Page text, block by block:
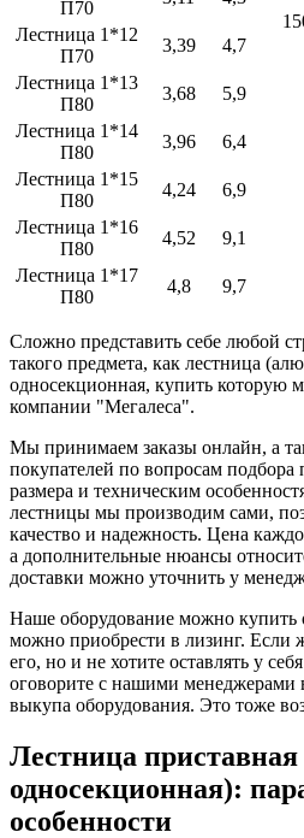
П70
Лестница 1*12
П70
3,39 4,7
Лестница 1*13
П80
3,68 5,9
Лестница 1*14
П80
3,96 6,4
Лестница 1*15
П80
4,24 6,9
Лестница 1*16
П80
4,52 9,1
Лестница 1*17
П80
4,8 9,7
Сложно представить себе любой
такого предмета, как лестница
односекционная, купить которую
компании "Мегалеса".
Мы принимаем заказы онлайн, а
покупателей по вопросам
размера и техническим
лестницы мы производим сами,
качество и надежность. Цена
а дополнительные нюансы
доставки можно уточнить у
Наше оборудование можно
можно приобрести в лизинг. Если
его, но и не хотите оставлять у
оговорите с нашими менеджерами
выкупа оборудования. Это тоже
Лестница
односекционная):
особенности